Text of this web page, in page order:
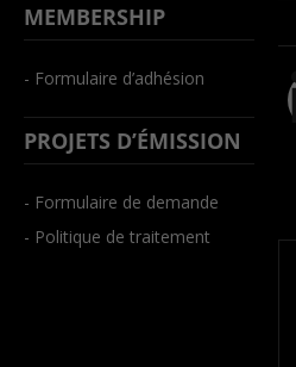
MEMBERSHIP
- Formulaire d’adhésion
PROJETS D’ÉMISSION
- Formulaire de demande
- Politique de traitement